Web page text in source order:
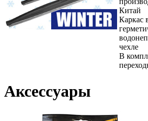
Китай
Каркас
чехле
В
Аксессуары